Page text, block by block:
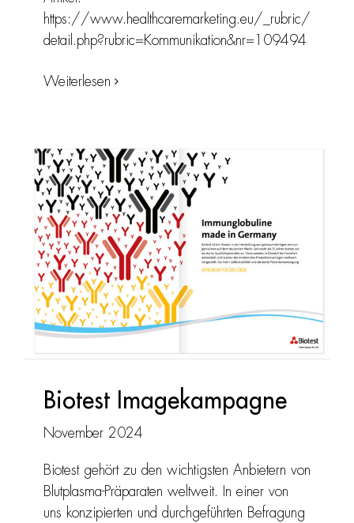
https://www.healthcaremarketing.eu/_rubric/
detail.php?rubric=Kommunikation&nr=109494
Weiterlesen
Biotest Imagekampagne
November 2024
Biotest gehört zu den wichtigsten Anbietern von
Blutplasma-Präparaten weltweit. In einer von
uns konzipierten und durchgeführten Befragung